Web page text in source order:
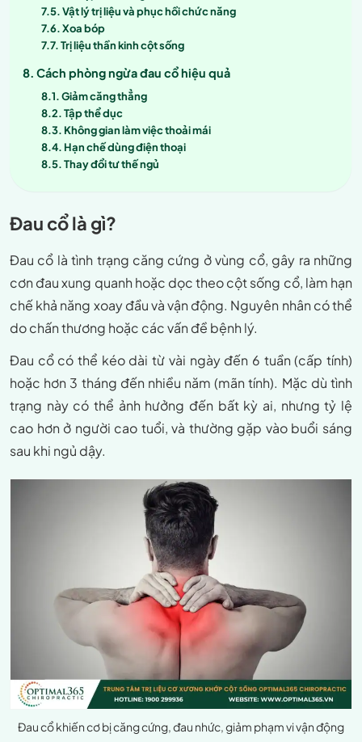
Vật lý trị liệu và phục hồi chức năng
Xoa bóp
Trị liệu thần kinh cột sống
Cách phòng ngừa đau cổ hiệu quả
Giảm căng thẳng
Tập thể dục
Không gian làm việc thoải mái
Hạn chế dùng điện thoại
Thay đổi tư thế ngủ
Đau cổ là gì?
Đau cổ là tình trạng căng cứng ở vùng cổ, gây ra những
cơn đau xung quanh hoặc dọc theo cột sống cổ, làm hạn
chế khả năng xoay đầu và vận động. Nguyên nhân có thể
do chấn thương hoặc các vấn đề bệnh lý.
Đau cổ có thể kéo dài từ vài ngày đến 6 tuần (cấp tính)
hoặc hơn 3 tháng đến nhiều năm (mãn tính). Mặc dù tình
trạng này có thể ảnh hưởng đến bất kỳ ai, nhưng tỷ lệ
cao hơn ở người cao tuổi, và thường gặp vào buổi sáng
sau khi ngủ dậy.
Đau cổ khiến cơ bị căng cứng, đau nhức, giảm phạm vi vận động